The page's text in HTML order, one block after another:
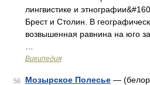
лингвистике и
Брест и Столин. В
возвышенная равнина на юго
Википедия
56 Мозырское Полесье —